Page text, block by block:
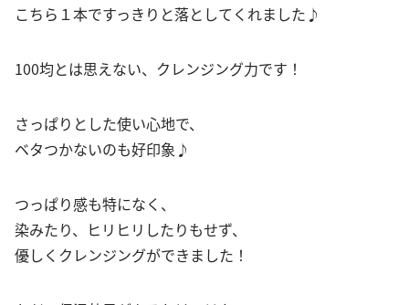
こちら１本ですっきりと落としてくれました♪
100均とは思えない、クレンジング力です！
さっぱりとした使い心地で、
ベタつかないのも好印象♪
つっぱり感も特になく、
染みたり、ヒリヒリしたりもせず、
優しくクレンジングができました！